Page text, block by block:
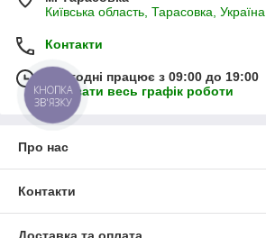
Київська область, Тарасовка, Україна
Контакти
Сьогодні працює з 09:00 до 19:00
Показати весь графік роботи
Про нас
Контакти
КНОПКА
ЗВ'ЯЗКУ